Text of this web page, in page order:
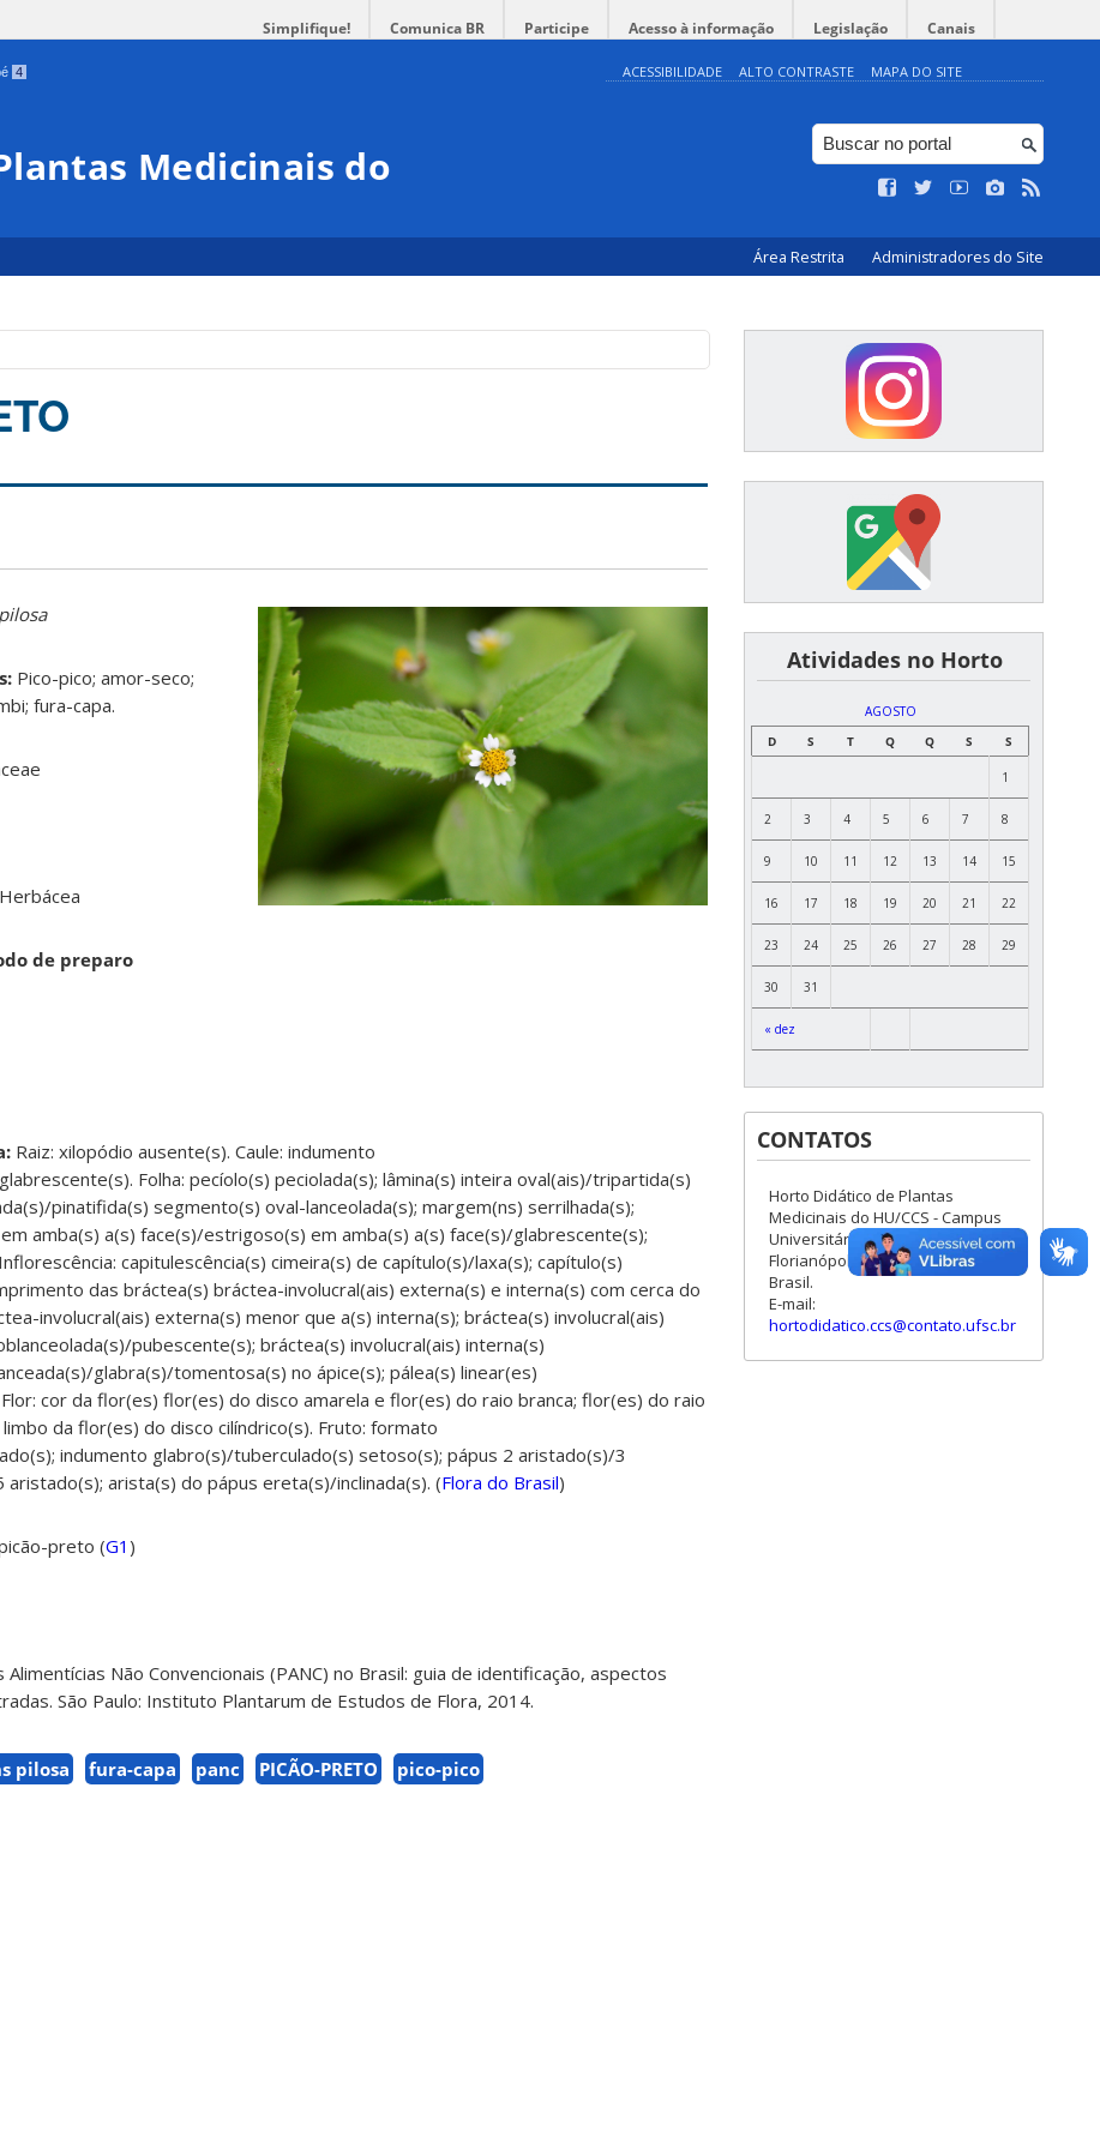
Simplifique! Comunica BR Participe Acesso à informação Legislação Canais
4 ACESSIBILIDADE ALTO CONTRASTE MAPA DO SITE
Medicinais do
Área Restrita Administradores do Site
Pico-pico; amor-seco;
fura-capa.
de preparo
Raiz: xilopódio ausente(s). Caule: indumento
Folha: pecíolo(s) peciolada(s); lâmina(s) inteira oval(ais)/tripartida(s)
pinatifida(s) segmento(s) oval-lanceolada(s); margem(ns) serrilhada(s);
amba(s) a(s) face(s)/estrigoso(s) em amba(s) a(s) face(s)/glabrescente(s);
capitulescência(s) cimeira(s) de capítulo(s)/laxa(s); capítulo(s)
das bráctea(s) bráctea-involucral(ais) externa(s) e interna(s) com cerca do
involucral(ais) externa(s) menor que a(s) interna(s); bráctea(s) involucral(ais)
pubescente(s); bráctea(s) involucral(ais) interna(s)
glabra(s)/tomentosa(s) no ápice(s); pálea(s) linear(es)
cor da flor(es) flor(es) do disco amarela e flor(es) do raio branca; flor(es) do raio
da flor(es) do disco cilíndrico(s). Fruto: formato
indumento glabro(s)/tuberculado(s) setoso(s); pápus 2 aristado(s)/3
arista(s) do pápus ereta(s)/inclinada(s). (Flora do Brasil)
preto (G1 )
Alimentícias Não Convencionais (PANC) no Brasil: guia de identificação, aspectos
São Paulo: Instituto Plantarum de Estudos de Flora, 2014.
pilosa fura-capa panc PICÃO-PRETO pico-pico
͏ ͏ ͏ ͏ ͏ ͏Atividades no Horto
AGOSTO
D
S T Q Q S S
« dez
1
2 3 4 5 6 7 8
9 10 11 12 13 14 15
16 17 18 19 20 21 22
23 24 25 26 27 28 29
30 31
CONTATOS
Horto Didático de Plantas
Medicinais do HU/CCS - Campus
Universitário - Trindade -
Florianópolis - Santa Catarina -
Brasil.
E-mail:
hortodidatico.ccs@contato.ufsc.br